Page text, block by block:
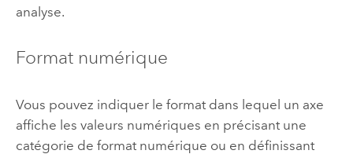
analyse.
Format numérique
Vous pouvez indiquer le format dans lequel un axe
affiche les valeurs numériques en précisant une
catégorie de format numérique ou en définissant